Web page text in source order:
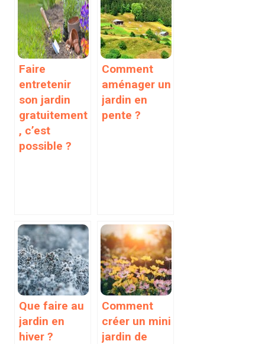
Faire
entretenir
son jardin
gratuitement
, c’est
possible ?
Comment
aménager un
jardin en
pente ?
Que faire au
jardin en
hiver ?
Comment
créer un mini
jardin de